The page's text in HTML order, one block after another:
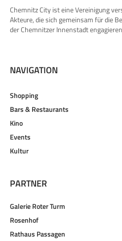
Chemnitz City ist eine Vereinigung
Akteure, die sich gemeinsam für die
der Chemnitzer Innenstadt engagieren
NAVIGATION
Shopping
Bars & Restaurants
Kino
Events
Kultur
PARTNER
Galerie Roter Turm
Rosenhof
Rathaus Passagen